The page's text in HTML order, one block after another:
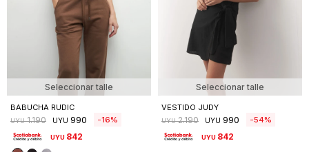
Seleccionar talle
BABUCHA RUDIC
UYU 1.190 UYU 990 16
UYU 842
Seleccionar talle
VESTIDO JUDY
UYU 2.190 UYU 990 54
UYU 842